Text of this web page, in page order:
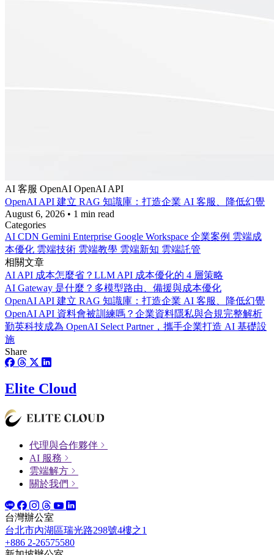
AI 客服 OpenAI OpenAI API
OpenAI API 建立 RAG 知識庫：打造企業 AI 客服、降低幻覺
August 6, 2026 • 1 min read
Categories
AI CDN Gemini Enterprise Google Workspace 企業案例 雲端成
本優化 雲端技術 雲端教學 雲端新知 雲端託管
相關文章
AI API 成本怎麼省？LLM API 成本優化的 4 層策略
AI Gateway 是什麼？多模型路由、備援與成本優化
OpenAI API 建立 RAG 知識庫：打造企業 AI 客服、降低幻覺
OpenAI API 資料會被訓練嗎？企業資料隱私與合規完整解析
勤英科技成為 OpenAI Select Partner，攜手企業打造 AI 基礎設
施
Share
Elite Cloud
代理與合作夥伴
AI 服務
雲端解方
關於我們
台灣辦公室
台北市內湖區瑞光路298號4樓之1
+886 2-26575580